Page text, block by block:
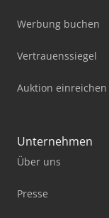
Werbung buchen
Vertrauenssiegel
Auktion einreichen
Unternehmen
Über uns
Presse